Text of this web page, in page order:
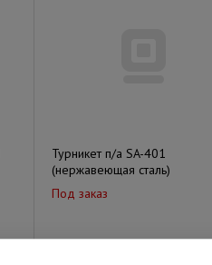
Турникет п/а SA-401
(нержавеющая сталь)
Под заказ